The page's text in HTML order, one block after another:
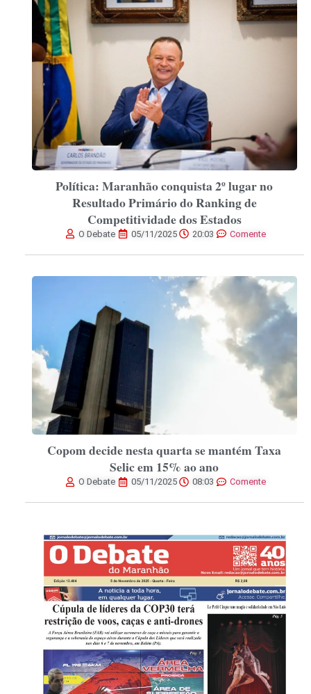
Política: Maranhão conquista 2º lugar no
Resultado Primário do Ranking de
Competitividade dos Estados
O Debate 05/11/2025 20:03 Comente
Copom decide nesta quarta se mantém Taxa
Selic em 15% ao ano
O Debate 05/11/2025 08:03 Comente